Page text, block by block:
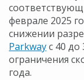
феврале 2025
снижении
Parkwayс 40 до
ограничения
года.